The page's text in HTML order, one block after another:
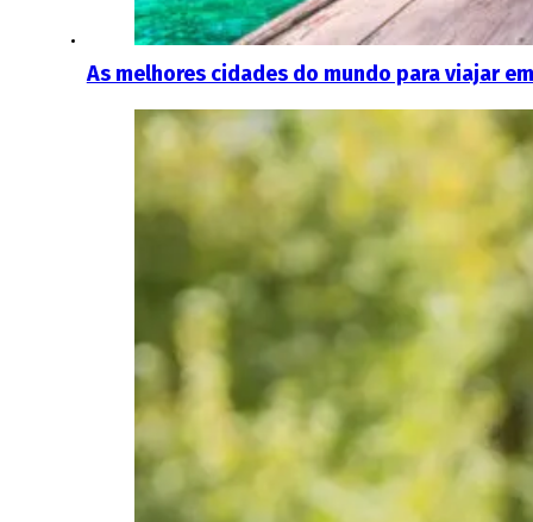
As melhores cidades do mundo para viajar